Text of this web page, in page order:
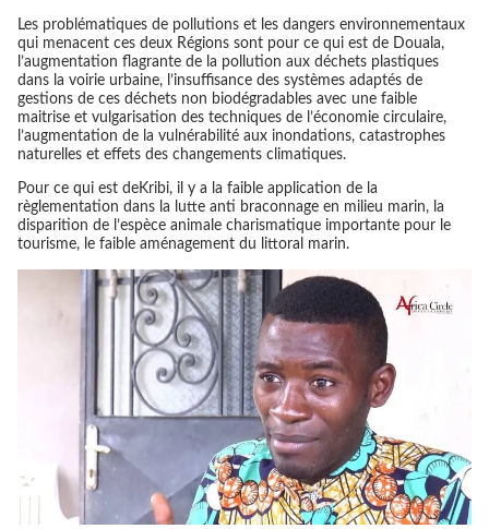
Les problématiques de pollutions et les dangers environnementaux
qui menacent ces deux Régions sont pour ce qui est de Douala,
l’augmentation flagrante de la pollution aux déchets plastiques
dans la voirie urbaine, l’insuffisance des systèmes adaptés de
gestions de ces déchets non biodégradables avec une faible
maitrise et vulgarisation des techniques de l’économie circulaire,
l’augmentation de la vulnérabilité aux inondations, catastrophes
naturelles et effets des changements climatiques.
Pour ce qui est deKribi, il y a la faible application de la
règlementation dans la lutte anti braconnage en milieu marin, la
disparition de l’espèce animale charismatique importante pour le
tourisme, le faible aménagement du littoral marin.